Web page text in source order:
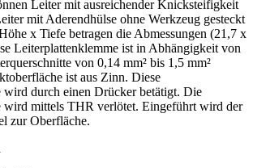
Leiter mit ausreichender Knicksteifigkeit
mit Aderendhülse ohne Werkzeug gesteckt
x Tiefe betragen die Abmessungen (21,7 x
Leiterplattenklemme ist in Abhängigkeit von
von 0,14 mm² bis 1,5 mm²
ist aus Zinn. Diese
wird durch einen Drücker betätigt. Die
wird mittels THR verlötet. Eingeführt wird der
zur Oberfläche.